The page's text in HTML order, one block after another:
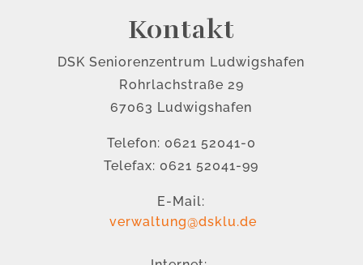
Kontakt
DSK Seniorenzentrum Ludwigshafen
Rohrlachstraße 29
67063 Ludwigshafen
Telefon: 0621 52041-0
Telefax: 0621 52041-99
E-Mail:
verwaltung@dsklu.de